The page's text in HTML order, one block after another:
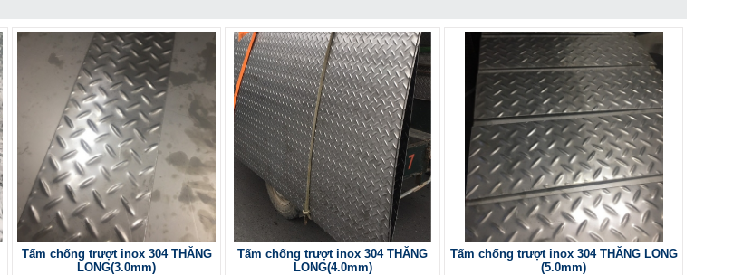
Tấm chống trượt inox 304 THĂNG
LONG(3.0mm)
Tấm chống trượt inox 304 THĂNG
LONG(4.0mm)
Tấm chống trượt inox 304 THĂNG LONG
(5.0mm)